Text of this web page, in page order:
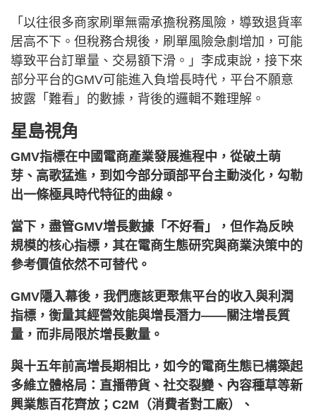
「以往很多商家刷單無需承擔稅務風險，導致退貨率
居高不下。但稅務合規後，刷單風險急劇增加，可能
導致平台訂單量、交易額下滑。」李成東說，接下來
部分平台的GMV可能進入負增長時代，平台不願意
披露「難看」的數據，背後的邏輯不難理解。
星島視角
GMV指標在中國電商產業發展進程中，從破土萌
芽、高歌猛進，到如今部分頭部平台主動淡化，勾勒
出一條極具時代特征的曲線。
當下，盡管GMV增長數據「不好看」，但作為反映
規模的核心指標，其在電商生態研究與商業決策中的
參考價值依然不可替代。
GMV隱入幕後，我們應該更聚焦平台的收入與利潤
指標，衡量其經營效能與增長潛力——關注增長質
量，而非局限於增長數量。
與十五年前高增長期相比，如今的電商生態已構築起
多維立體格局：直播帶貨、社交裂變、內容種草等新
興業態百花齊放；C2M（消費者對工廠）、